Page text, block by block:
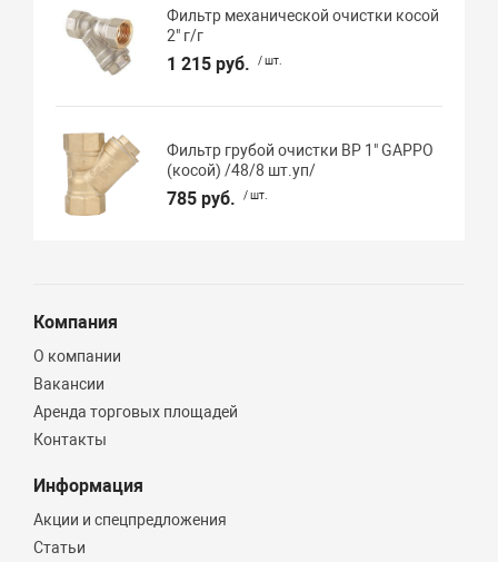
Фильтр механической очистки косой
2" г/г
1 215 руб. / шт.
Фильтр грубой очистки ВР 1" GAPPO
(косой) /48/8 шт.уп/
785 руб. / шт.
Компания
О компании
Вакансии
Аренда торговых площадей
Контакты
Информация
Акции и спецпредложения
Статьи